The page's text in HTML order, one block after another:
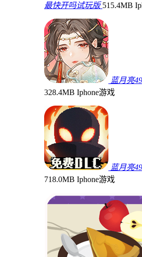
最快开吗试玩版 515.4MB
蓝月亮
328.4MB Iphone游戏
蓝月亮
718.0MB Iphone游戏